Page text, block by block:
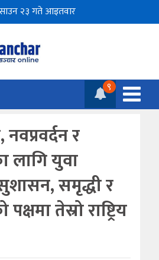
२३ गते आइतवार
९
र
लागि युवा
समृद्धी र
तेस्रो राष्ट्रिय